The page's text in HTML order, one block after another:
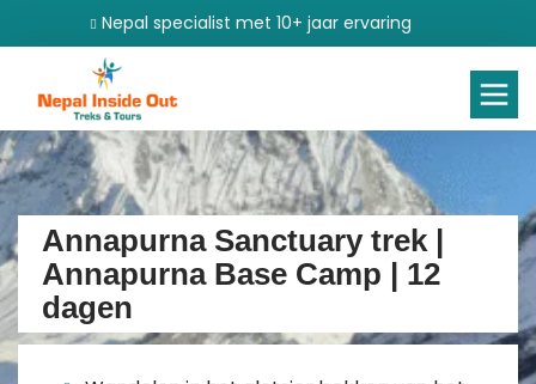
Nepal specialist met 10+ jaar ervaring
Annapurna Sanctuary trek |
Annapurna Base Camp | 12
dagen